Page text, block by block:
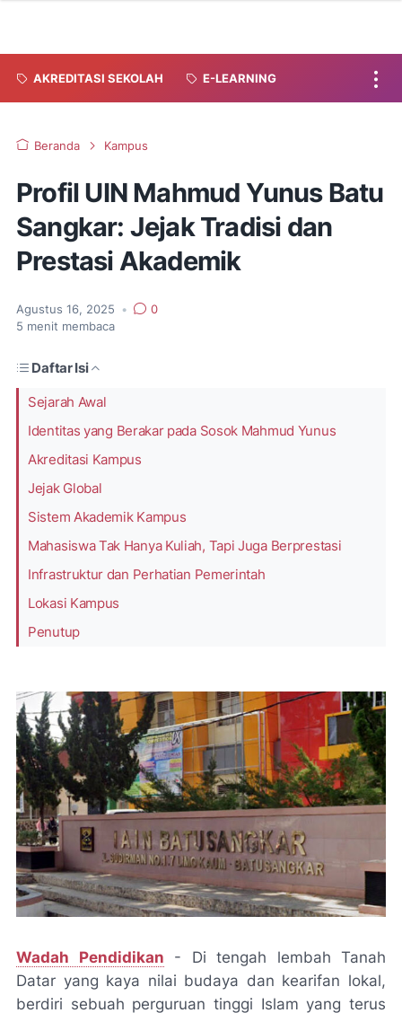
AKREDITASI SEKOLAH E-LEARNING
Beranda Kampus
Profil UIN Mahmud Yunus Batu
Sangkar: Jejak Tradisi dan
Prestasi Akademik
Agustus 16, 2025 •
0
5 menit membaca
Daftar Isi
Sejarah Awal
Identitas yang Berakar pada Sosok Mahmud Yunus
Akreditasi Kampus
Jejak Global
Sistem Akademik Kampus
Mahasiswa Tak Hanya Kuliah, Tapi Juga Berprestasi
Infrastruktur dan Perhatian Pemerintah
Lokasi Kampus
Penutup
Wadah Pendidikan - Di tengah lembah Tanah
Datar yang kaya nilai budaya dan kearifan lokal,
berdiri sebuah perguruan tinggi Islam yang terus